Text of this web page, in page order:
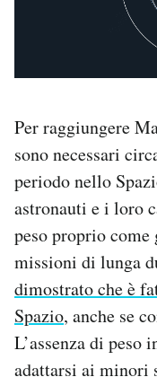
Per raggiungere
sono necessari
periodo nello
astronauti e i loro
peso proprio
missioni di lunga
dimostrato che è
Spazio, anche se
L’assenza di peso
adattarsi ai minori